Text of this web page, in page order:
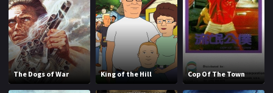
The Dogs of War King of the Hill Cop Of The Town